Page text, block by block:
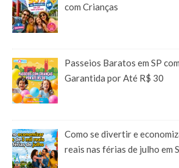
com Crianças
Passeios Baratos em SP
Garantida por Até R$ 30
Como se divertir e
reais nas férias de julho em